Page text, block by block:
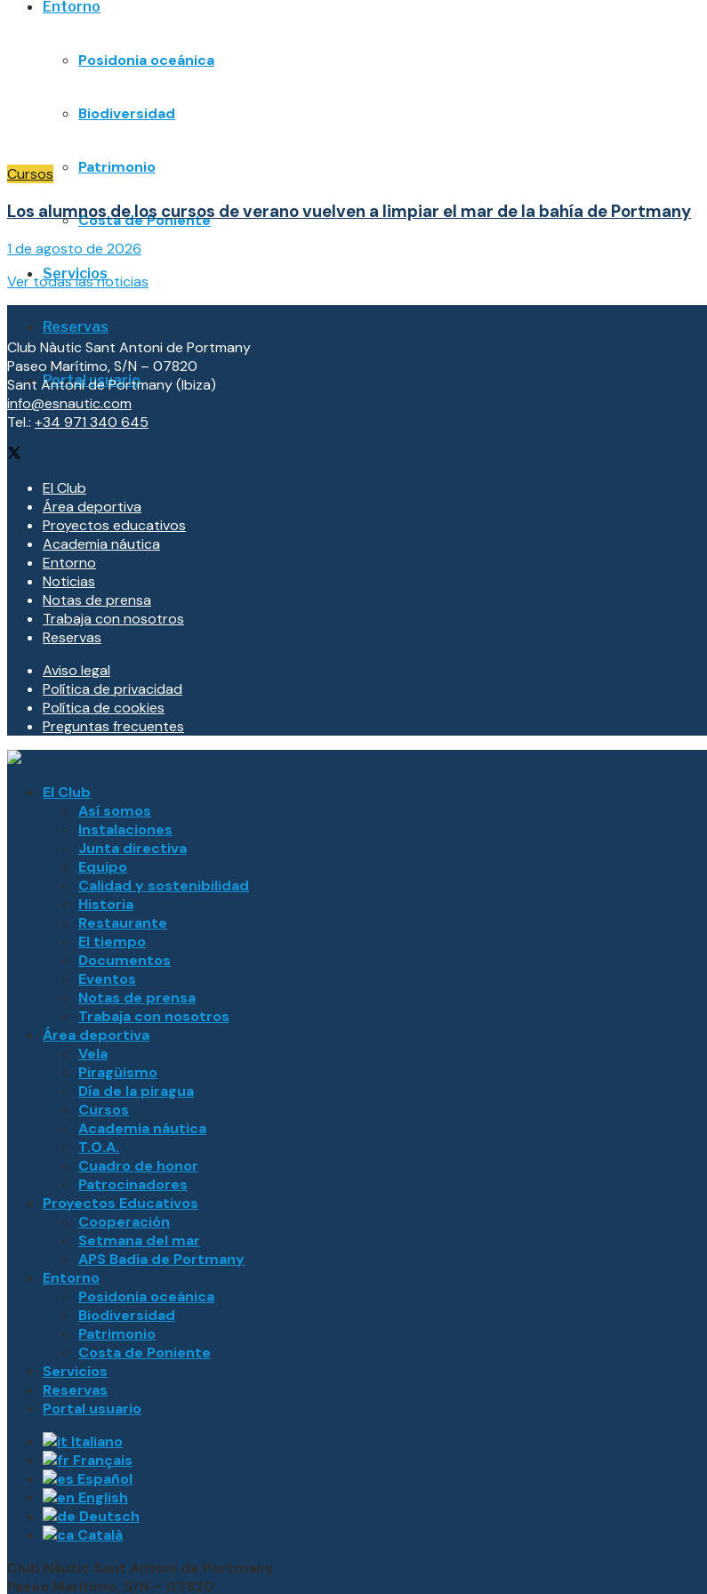
Entorno
Posidonia oceánica
Biodiversidad
Patrimonio
Costa de Poniente
Servicios
Reservas
Portal usuario
Cursos
Los alumnos de los cursos de verano vuelven a limpiar el mar de la bahía de Portmany
1 de agosto de 2026
Ver todas las noticias
Club Nàutic Sant Antoni de Portmany
Paseo Marítimo, S/N – 07820
Sant Antoni de Portmany (Ibiza)
info@esnautic.com
Tel.: +34 971 340 645
El Club
Área deportiva
Proyectos educativos
Academia náutica
Entorno
Noticias
Notas de prensa
Trabaja con nosotros
Reservas
Aviso legal
Política de privacidad
Política de cookies
Preguntas frecuentes
El Club
Así somos
Instalaciones
Junta directiva
Equipo
Calidad y sostenibilidad
Historia
Restaurante
El tiempo
Documentos
Eventos
Notas de prensa
Trabaja con nosotros
Área deportiva
Vela
Piragüismo
Día de la piragua
Cursos
Academia náutica
T.O.A.
Cuadro de honor
Patrocinadores
Proyectos Educativos
Cooperación
Setmana del mar
APS Badia de Portmany
Entorno
Posidonia oceánica
Biodiversidad
Patrimonio
Costa de Poniente
Servicios
Reservas
Portal usuario
Italiano
Français
Español
English
Deutsch
Català
Club Nàutic Sant Antoni de Portmany
Paseo Marítimo, S/N – 07820